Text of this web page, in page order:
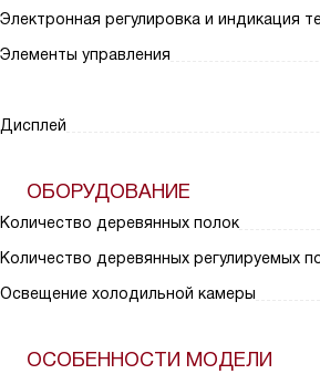
Электронная регулировка и индикация
Элементы управления
Дисплей
ОБОРУДОВАНИЕ
Количество деревянных полок
Количество деревянных регулируемых
Освещение холодильной камеры
ОСОБЕННОСТИ МОДЕЛИ